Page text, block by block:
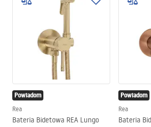
Powiadom
Rea
Bateria Bidetowa REA Lungo
Powiadom
Rea
Bateria